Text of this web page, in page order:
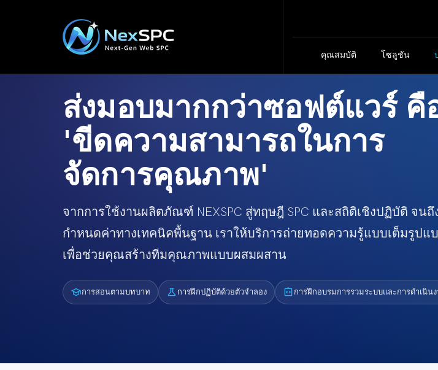
คุณสมบัติ โซลูชัน
ส่งมอบมากกว่าซอฟต์แวร์ คื
'ขีดความสามารถในการ
จัดการคุณภาพ'
จากการใช้งานผลิตภัณฑ์ NEXSPC สู่ทฤษฎี SPC และสถิติเชิงปฏิบัติ จนถึ
กำหนดค่าทางเทคนิคพื้นฐาน เราให้บริการถ่ายทอดความรู้แบบเต็มรูปแ
เพื่อช่วยคุณสร้างทีมคุณภาพแบบผสมผสาน
schoolการสอนตามบทบาท scienceการฝึกปฏิบัติด้วยตัวจำลอง integration_instructionsการฝึกอบรมการรวมระบบและการดำเนิน